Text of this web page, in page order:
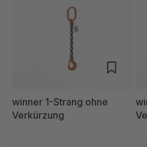
winner 1-Strang ohne
Verkürzung